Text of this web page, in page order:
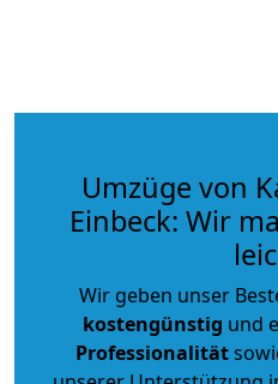
Umzüge von
Einbeck: Wir
Wir geben unser
kostengünstig und
Professionalität